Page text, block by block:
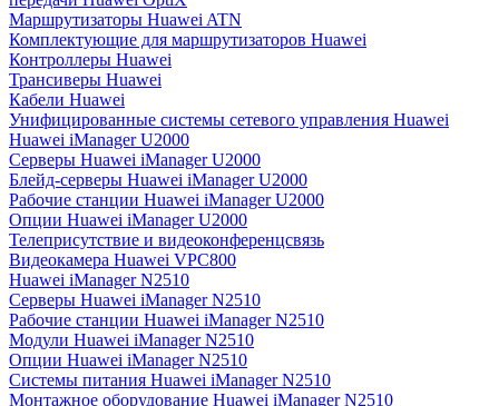
Маршрутизаторы Huawei ATN
Комплектующие для маршрутизаторов Huawei
Контроллеры Huawei
Трансиверы Huawei
Кабели Huawei
Унифицированные системы сетевого управления Huawei
Huawei iManager U2000
Серверы Huawei iManager U2000
Блейд-серверы Huawei iManager U2000
Рабочие станции Huawei iManager U2000
Опции Huawei iManager U2000
Телеприсутствие и видеоконференцсвязь
Видеокамера Huawei VPC800
Huawei iManager N2510
Серверы Huawei iManager N2510
Рабочие станции Huawei iManager N2510
Модули Huawei iManager N2510
Опции Huawei iManager N2510
Системы питания Huawei iManager N2510
Монтажное оборудование Huawei iManager N2510